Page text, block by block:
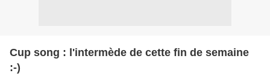
Cup song : l'intermède de cette fin de semaine
:-)